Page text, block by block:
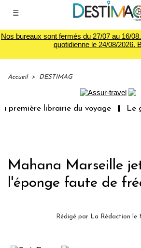
☰
Nos bureaux sont fermés du 27/07 au 16/
quotidienne le 24/08/2026.
Accueil > DESTIMAG
librairie du voyage Le
Mahana Marseille
l'éponge faute de
Rédigé par La Rédaction le